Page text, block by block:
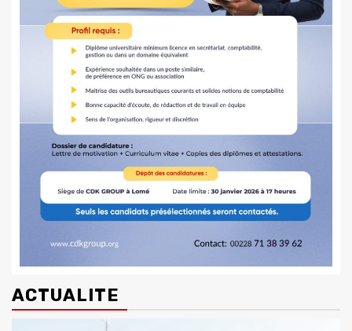
ACTUALITE